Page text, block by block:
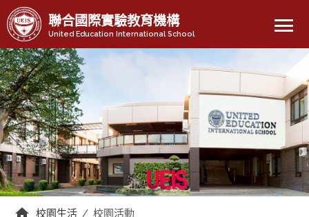
聯合國際實驗教育機構
United Education International School menu
校園生活 / 校園活動